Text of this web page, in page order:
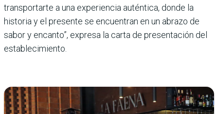
transportarte a una experiencia auténtica, donde la
historia y el presente se encuentran en un abrazo de
sabor y encanto”, expresa la carta de presentación del
establecimiento.